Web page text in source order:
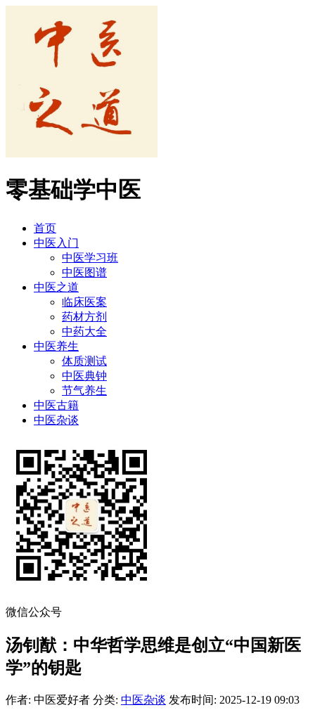
零基础学中医
首页
中医入门
中医学习班
中医图谱
中医之道
临床医案
药材方剂
中药大全
中医养生
体质测试
中医典钟
节气养生
中医古籍
中医杂谈
微信公众号
汤钊猷：中华哲学思维是创立“中国新医
学”的钥匙
作者: 中医爱好者 分类: 中医杂谈 发布时间: 2025-12-19 09:03